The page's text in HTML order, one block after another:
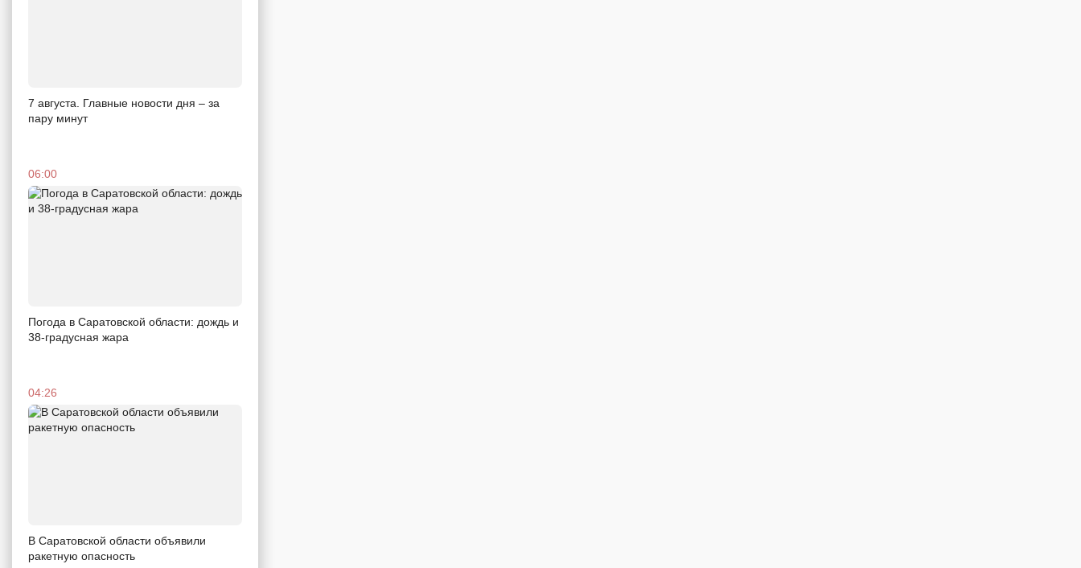
7 августа. Главные новости дня – за
пару минут
06:00
Погода в Саратовской области: дождь и
38-градусная жара
04:26
В Саратовской области объявили
ракетную опасность